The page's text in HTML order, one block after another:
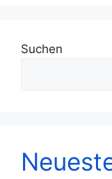
Suchen